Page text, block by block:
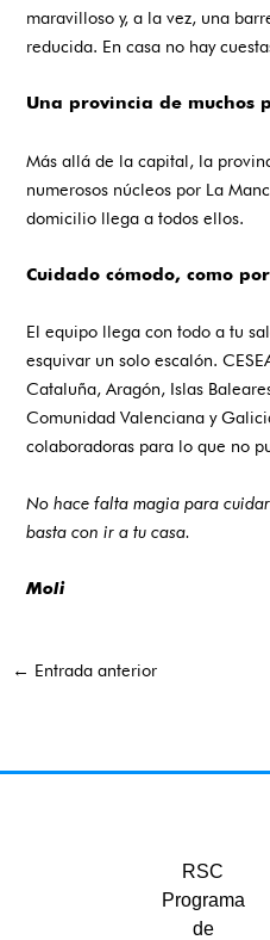
maravilloso y, a la vez, una
reducida. En casa no hay
Una provincia de muchos
Más allá de la capital, la
numerosos núcleos por La
domicilio llega a todos ellos.
Cuidado cómodo, como
El equipo llega con todo a tu
esquivar un solo escalón.
Cataluña, Aragón, Islas
Comunidad Valenciana y
colaboradoras para lo que no
No hace falta magia para
basta con ir a tu casa.
Moli
← Entrada anterior
RSC
Programa
de